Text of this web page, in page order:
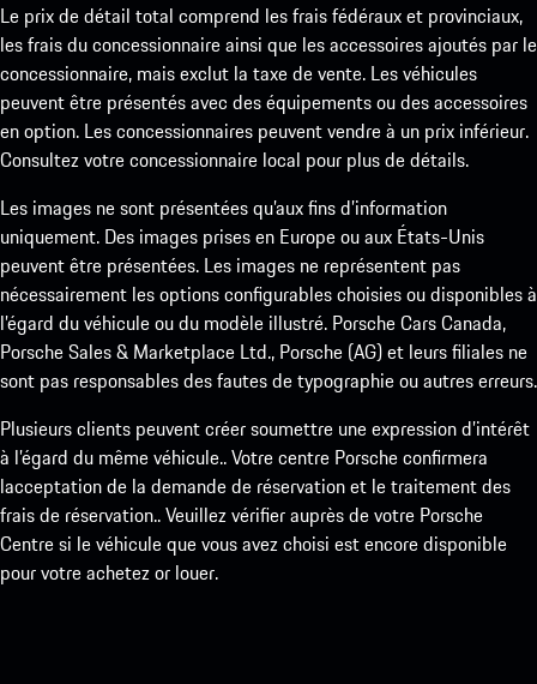
Le prix de détail total comprend les frais fédéraux et provinciaux,
les frais du concessionnaire ainsi que les accessoires ajoutés par le
concessionnaire, mais exclut la taxe de vente. Les véhicules
peuvent être présentés avec des équipements ou des accessoires
en option. Les concessionnaires peuvent vendre à un prix inférieur.
Consultez votre concessionnaire local pour plus de détails.
Les images ne sont présentées qu’aux fins d’information
uniquement. Des images prises en Europe ou aux États-Unis
peuvent être présentées. Les images ne représentent pas
nécessairement les options configurables choisies ou disponibles à
l’égard du véhicule ou du modèle illustré. Porsche Cars Canada,
Porsche Sales & Marketplace Ltd., Porsche (AG) et leurs filiales ne
sont pas responsables des fautes de typographie ou autres erreurs.
Plusieurs clients peuvent créer soumettre une expression d’intérêt
à l’égard du même véhicule.. Votre centre Porsche confirmera
lacceptation de la demande de réservation et le traitement des
frais de réservation.. Veuillez vérifier auprès de votre Porsche
Centre si le véhicule que vous avez choisi est encore disponible
pour votre achetez or louer.